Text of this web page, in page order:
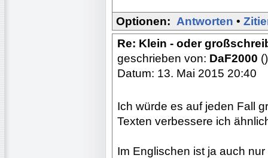
Optionen: Antworten •
Re: Klein - oder
geschrieben von: DaF2000 ()
Datum: 13. Mai 2015 20:40
Ich würde es auf jeden Fall
Texten verbessere ich
Im Englischen ist ja auch